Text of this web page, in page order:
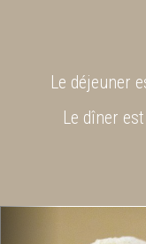
Le déjeuner
Le dîner